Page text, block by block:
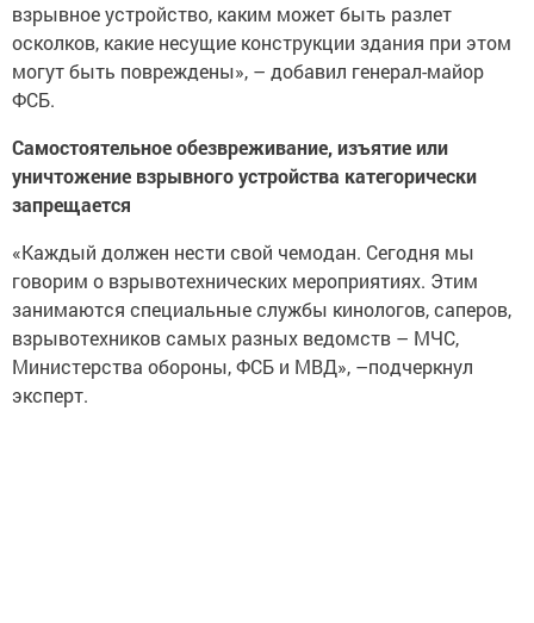
взрывное устройство, каким может быть разлет
осколков, какие несущие конструкции здания при этом
могут быть повреждены», – добавил генерал-майор
ФСБ.
Самостоятельное обезвреживание, изъятие или
уничтожение взрывного устройства категорически
запрещается
«Каждый должен нести свой чемодан. Сегодня мы
говорим о взрывотехнических мероприятиях. Этим
занимаются специальные службы кинологов, саперов,
взрывотехников самых разных ведомств – МЧС,
Министерства обороны, ФСБ и МВД», –подчеркнул
эксперт.